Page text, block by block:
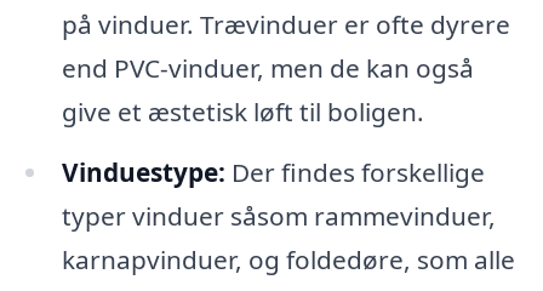
på vinduer. Trævinduer er ofte dyrere
end PVC-vinduer, men de kan også
give et æstetisk løft til boligen.
Vinduestype: Der findes forskellige
typer vinduer såsom rammevinduer,
karnapvinduer, og foldedøre, som alle